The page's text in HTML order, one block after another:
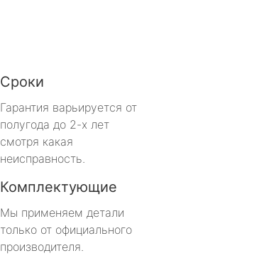
Сроки
Гарантия варьируется от
полугода до 2-х лет
смотря какая
неисправность.
Комплектующие
Мы применяем детали
только от официального
производителя.